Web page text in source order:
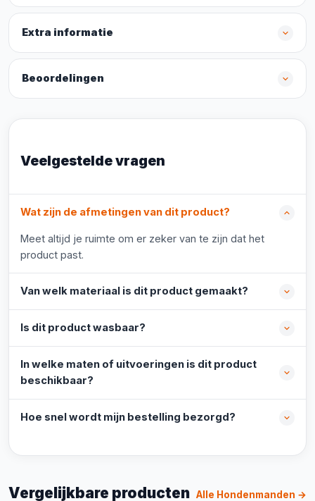
Extra informatie
Beoordelingen
Veelgestelde vragen
Wat zijn de afmetingen van dit product?
Meet altijd je ruimte om er zeker van te zijn dat het
product past.
Van welk materiaal is dit product gemaakt?
Is dit product wasbaar?
In welke maten of uitvoeringen is dit product
beschikbaar?
Hoe snel wordt mijn bestelling bezorgd?
Vergelijkbare producten Alle Hondenmanden →